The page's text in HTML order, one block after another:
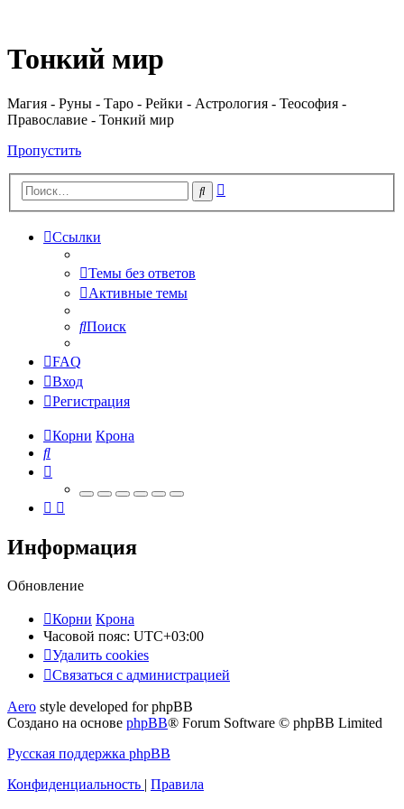
Тонкий мир
Магия - Руны - Таро - Рейки - Астрология - Теософия -
Православие - Тонкий мир
Пропустить
Поиск
Ссылки
Темы без ответов
Активные темы
Поиск
FAQ
Вход
Регистрация
Корни Крона
Поиск
Информация
Обновление
Корни Крона
Часовой пояс: UTC+03:00
Удалить cookies
Связаться
администрацией
Связаться с администрацией
Aero style developed for phpBB
Создано на основе phpBB® Forum Software © phpBB Limited
Русская поддержка phpBB
Конфиденциальность | Правила